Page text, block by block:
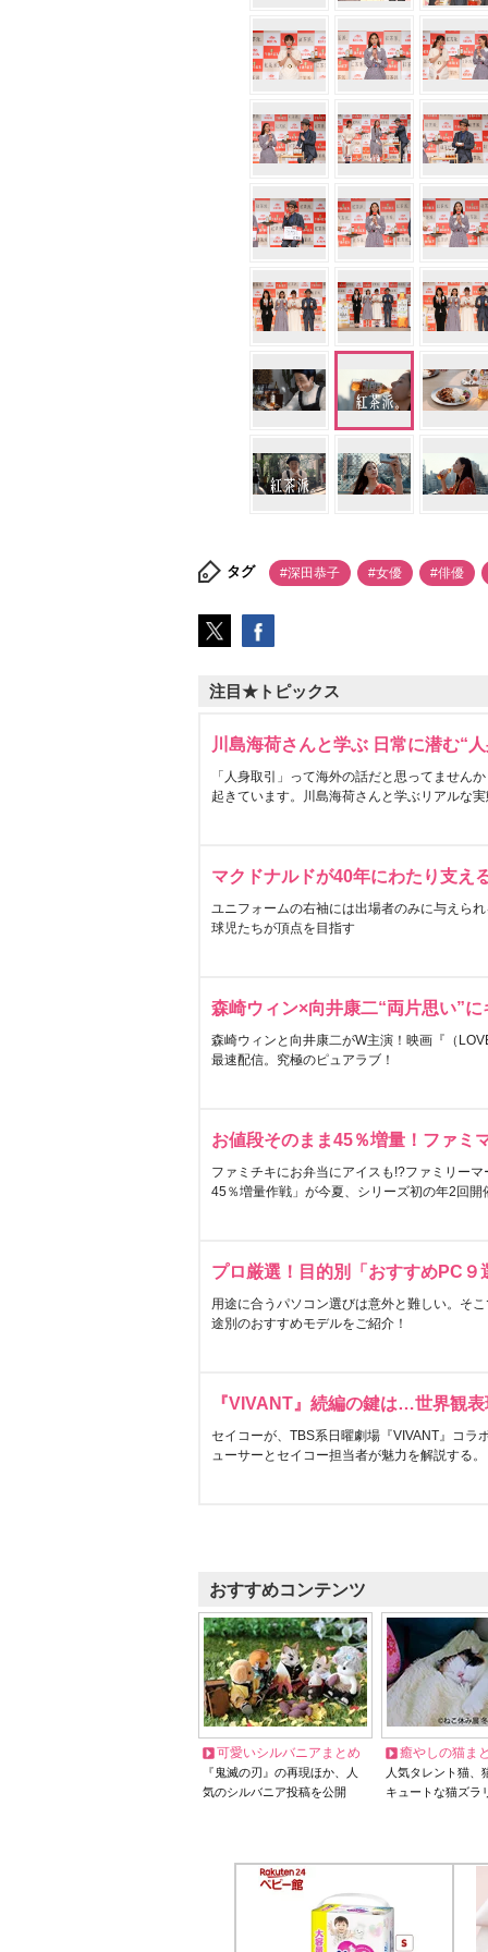
タグ #深田恭子 #女優 #俳優
注目★トピックス
川島海荷さんと学ぶ 日常に潜む“
「人身取引」って海外の話だと思ってません
起きています。川島海荷さんと学ぶリアルな
マクドナルドが40年にわたり支え
ユニフォームの右袖には出場者のみに与えら
球児たちが頂点を目指す
森崎ウィン×向井康二“両片思い”
森崎ウィンと向井康二がW主演！映画『（
最速配信。究極のピュアラブ！
お値段そのまま45％増量！ファミ
ファミチキにお弁当にアイスも!?ファミリー
45％増量作戦」が今夏、シリーズ初の年2回開
プロ厳選！目的別「おすすめPC９
用途に合うパソコン選びは意外と難しい。そ
途別のおすすめモデルをご紹介！
『VIVANT』続編の鍵は…世界観
セイコーが、TBS系日曜劇場『VIVANT』コラ
ューサーとセイコー担当者が魅力を解説する。
おすすめコンテンツ
可愛いシルバニアまとめ
『鬼滅の刃』の再現ほか、人
気のシルバニア投稿を公開
癒やしの猫ま
人気タレント猫
キュートな猫ズラ